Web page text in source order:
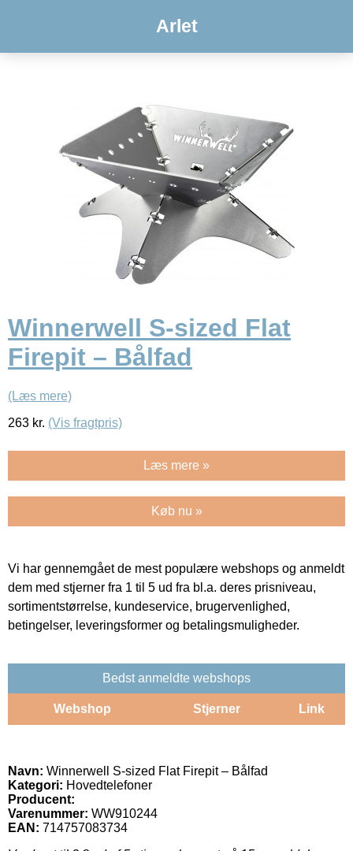
Arlet
Winnerwell S-sized Flat
Firepit – Bålfad
(Læs mere)
263 kr. (Vis fragtpris)
Læs mere »
Køb nu »
Vi har gennemgået de mest populære webshops og anmeldt
dem med stjerner fra 1 til 5 ud fra bl.a. deres prisniveau,
sortimentstørrelse, kundeservice, brugervenlighed,
betingelser, leveringsformer og betalingsmuligheder.
Bedst anmeldte webshops
Webshop Stjerner Link
Navn: Winnerwell S-sized Flat Firepit – Bålfad
Kategori: Hovedtelefoner
Producent:
Varenummer: WW910244
EAN: 714757083734